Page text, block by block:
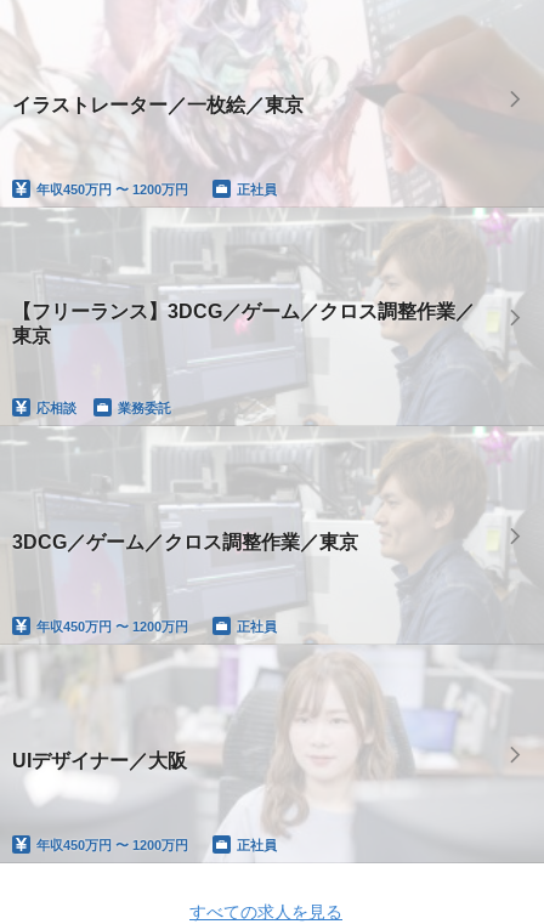
イラストレーター／一枚絵／東京
年収450万円 〜 1200万円 正社員
【フリーランス】3DCG／ゲーム／クロス調整作業／
東京
応相談 業務委託
3DCG／ゲーム／クロス調整作業／東京
年収450万円 〜 1200万円 正社員
UIデザイナー／大阪
年収450万円 〜 1200万円 正社員
すべての求人を見る